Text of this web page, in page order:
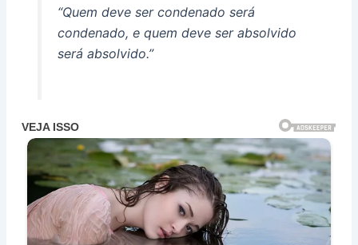
“Quem deve ser condenado será
condenado, e quem deve ser absolvido
será absolvido.”